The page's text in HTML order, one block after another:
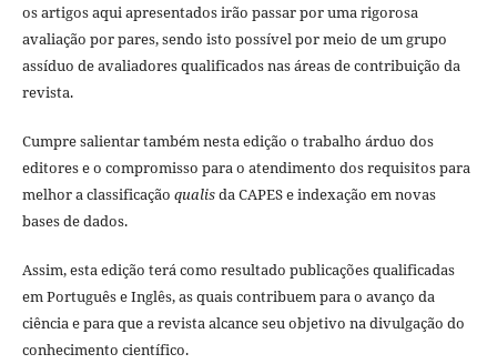
os artigos aqui apresentados irão passar por uma rigorosa
avaliação por pares, sendo isto possível por meio de um grupo
assíduo de avaliadores qualificados nas áreas de contribuição da
revista.
Cumpre salientar também nesta edição o trabalho árduo dos
editores e o compromisso para o atendimento dos requisitos para
melhor a classificação qualisda CAPES e indexação em novas
bases de dados.
Assim, esta edição terá como resultado publicações qualificadas
em Português e Inglês, as quais contribuem para o avanço da
ciência e para que a revista alcance seu objetivo na divulgação do
conhecimento científico.